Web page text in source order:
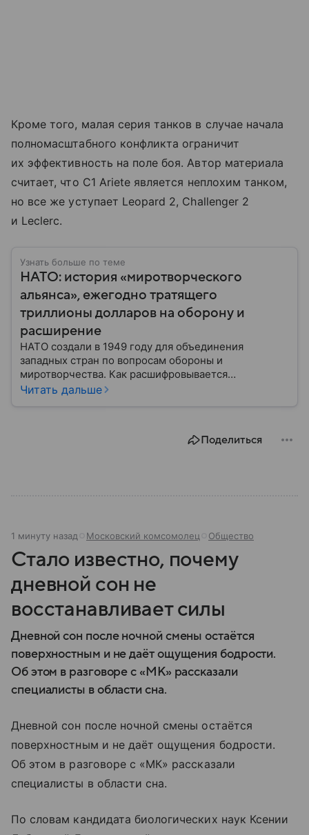
Кроме того, малая серия танков в случае начала
полномасштабного конфликта ограничит
их эффективность на поле боя. Автор материала
считает, что C1 Ariete является неплохим танком,
но все же уступает Leopard 2, Сhallenger 2
и Leclerc.
Узнать больше по теме
НАТО: история «миротворческого
альянса», ежегодно тратящего
триллионы долларов на оборону и
расширение
НАТО создали в 1949 году для объединения
западных стран по вопросам обороны и
миротворчества. Как расшифровывается
аббревиатура, для чего задумывали группировку и к
Читать дальше
Поделиться
1 минуту назад Московский комсомолец Общество
Стало известно, почему
дневной сон не
восстанавливает силы
Дневной сон после ночной смены остаётся
поверхностным и не даёт ощущения бодрости.
Об этом в разговоре с «МК» рассказали
специалисты в области сна.
Дневной сон после ночной смены остаётся
поверхностным и не даёт ощущения бодрости.
Об этом в разговоре с «МК» рассказали
специалисты в области сна.
По словам кандидата биологических наук Ксении